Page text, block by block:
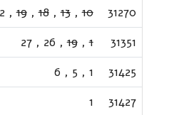
31270
10
,
13
,
18
,
19
,
31351
1
,
19
,
26
,
27
31425
1
,
5
,
6
31427
1